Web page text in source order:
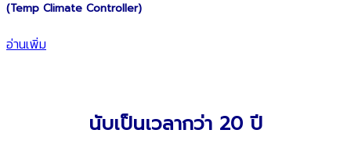
(Temp Climate Controller)
อ่านเพิ่ม
นับเป็นเวลากว่า 20 ปี